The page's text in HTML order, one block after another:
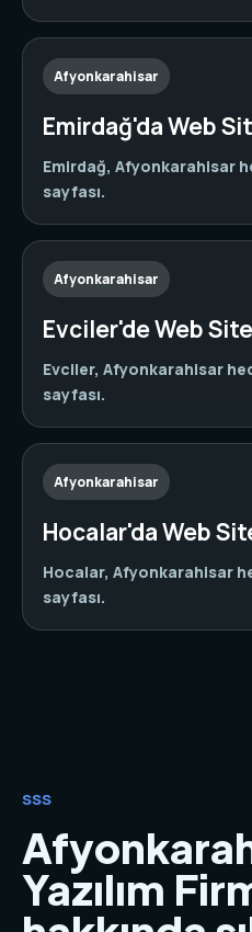
Afyonkarahisar
Emirdağ'da Web
Emirdağ, Afyonkarahisar
sayfası.
Afyonkarahisar
Evciler'de Web
Evciler, Afyonkarahisar
sayfası.
Afyonkarahisar
Hocalar'da Web
Hocalar, Afyonkarahisar
sayfası.
SSS
Yazılım